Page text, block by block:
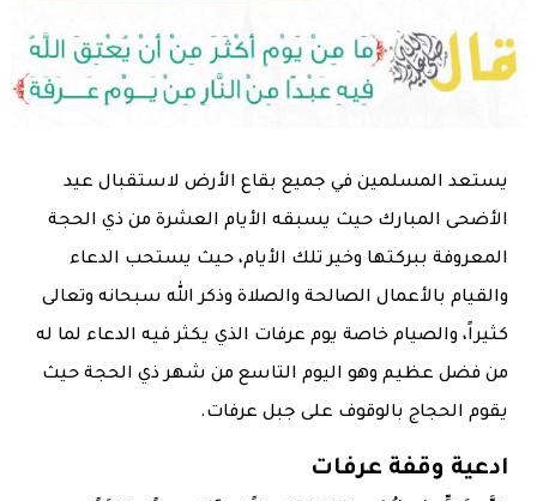
يستعد المسلمين في جميع بقاع الأرض لاستقبال عيد
الأضحى المبارك حيث يسبقه الأيام العشرة من ذي الحجة
المعروفة ببركتها وخير تلك الأيام، حيث يستحب الدعاء
والقيام بالأعمال الصالحة والصلاة وذكر الله سبحانه وتعالى
كثيراً، والصيام خاصة يوم عرفات الذي يكثر فيه الدعاء لما له
من فضل عظيم وهو اليوم التاسع من شهر ذي الحجة حيث
يقوم الحجاج بالوقوف على جبل عرفات.
ادعية وقفة عرفات